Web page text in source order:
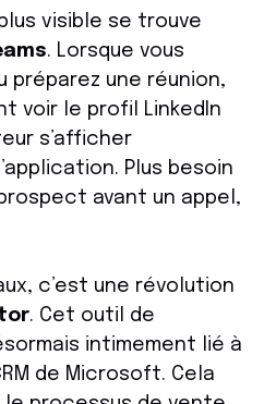
visible se trouve
. Lorsque vous
préparez une réunion,
voir le profil LinkedIn
s’afficher
Plus besoin
avant un appel,
c’est une révolution
. Cet outil de
intimement lié à
de Microsoft. Cela